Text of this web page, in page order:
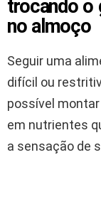
trocando o
no almoço
Seguir uma
difícil ou
possível
em nutrientes
a sensação de